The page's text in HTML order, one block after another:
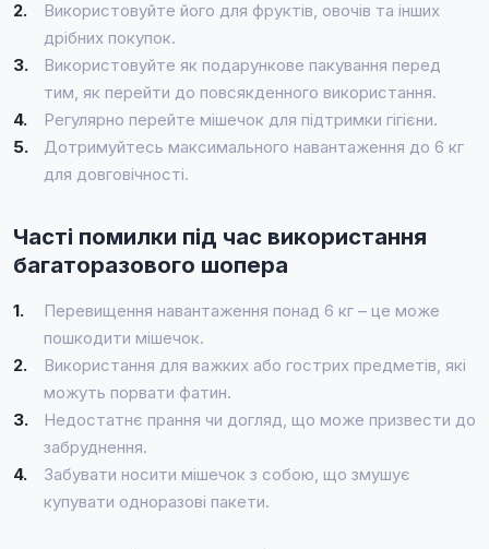
2.
Використовуйте його для фруктів, овочів та інших
дрібних покупок.
3.
Використовуйте як подарункове пакування перед
тим, як перейти до повсякденного використання.
4.
Регулярно перейте мішечок для підтримки гігієни.
5.
Дотримуйтесь максимального навантаження до 6 кг
для довговічності.
Часті помилки під час використання
багаторазового шопера
1.
Перевищення навантаження понад 6 кг – це може
пошкодити мішечок.
2.
Використання для важких або гострих предметів, які
можуть порвати фатин.
3.
Недостатнє прання чи догляд, що може призвести до
забруднення.
4.
Забувати носити мішечок з собою, що змушує
купувати одноразові пакети.